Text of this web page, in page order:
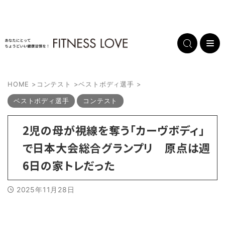
HOME > コンテスト >ベストボディ選手 >
ベストボディ選手 コンテスト
2児の母が視線を奪う「カーヴボディ」
で日本大会総合グランプリ 原点は週
6日の家トレだった
2025年11月28日